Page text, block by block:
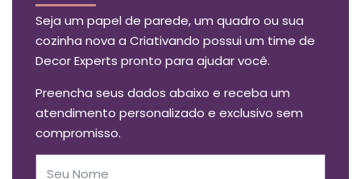
Seja um papel de parede, um quadro ou sua
cozinha nova a Criativando possui um time de
Decor Experts pronto para ajudar você.
Preencha seus dados abaixo e receba um
atendimento personalizado e exclusivo sem
compromisso.